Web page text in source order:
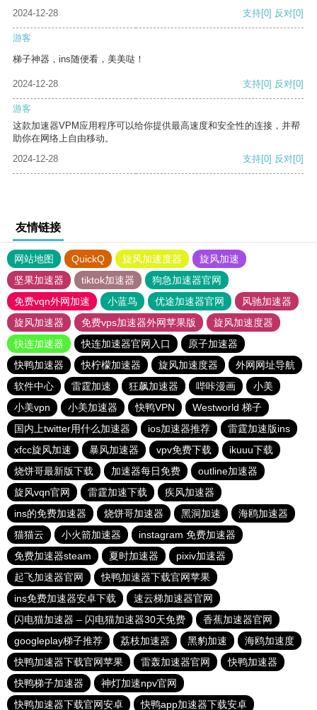
2024-12-28
支持[0] 反对[0]
游客
梯子神器，ins随便看，美美哒！
2024-12-28 支持[0] 反对[0]
游客
这款加速器VPM应用程序可以给你提供最高速度和安全性的连接，并帮
助你在网络上自由移动。
2024-12-28
支持[0] 反对[0]
友情链接
网站地图 QuickQ 旋风加速度器
旋风加速
坚果加速器
tiktok加速器
狗急加速器官网
免费vqn外网加速
小蓝鸟 优途加速器官网
风驰加速器
旋风加速器
免费vps加速器外网苹果版
旋风加速度器
快连加速器
快连加速器官网入口
原子加速器
快鸭加速器
快柠檬加速器 旋风加速度器
外网网址导航
软件中心
雷霆加速 狂飙加速器 哔咔漫画
小美
小美vpn
小美加速器 快鸭VPN
Westworld 梯子
国内上twitter用什么加速器
ios加速器推荐
雷霆加速版ins
xfcc旋风加速
暴风加速器 vpv免费下载
ikuuu下载
烧饼哥最新版下载
加速器每日免费
outline加速器
旋风vqn官网
雷霆加速下载
疾风加速器
ins的免费加速器
烧饼哥加速器 黑洞加速
海鸥加速器
猫猫云
小火箭加速器
instagram 免费加速器
免费加速器steam
夏时加速器
pixiv加速器
起飞加速器官网
快鸭加速器下载官网苹果
ins免费加速器安卓下载
速云梯加速器官网
闪电猫加速器 – 闪电猫加速器30天免费
香蕉加速器官网
googleplay梯子推荐
荔枝加速器 黑豹加速
海鸥加速度
快鸭加速器下载官网苹果
雷轰加速器官网
快鸭加速器
快鸭梯子加速器
神灯加速npv官网
快鸭加速器下载官网安卓
快鸭app加速器下载安卓